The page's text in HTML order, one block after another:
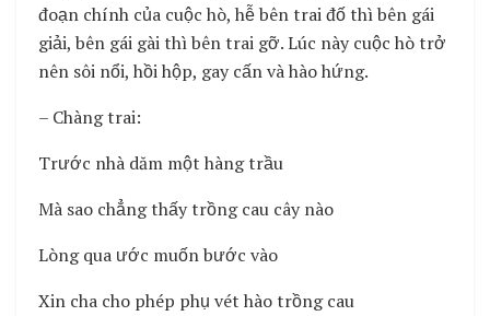
đoạn chính của cuộc hò, hễ bên trai đố thì bên gái
giải, bên gái gài thì bên trai gỡ. Lúc này cuộc hò trở
nên sôi nổi, hồi hộp, gay cấn và hào hứng.
– Chàng trai:
Trước nhà dăm một hàng trầu
Mà sao chẳng thấy trồng cau cây nào
Lòng qua ước muốn bước vào
Xin cha cho phép phụ vét hào trồng cau